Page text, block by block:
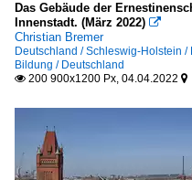
Das Gebäude der
Innenstadt. (März 2022) 
Christian Bremer
Deutschland / Schleswig-Holstein /
Bildung / Deutschland
 200 900x1200 Px, 04.04.2022 